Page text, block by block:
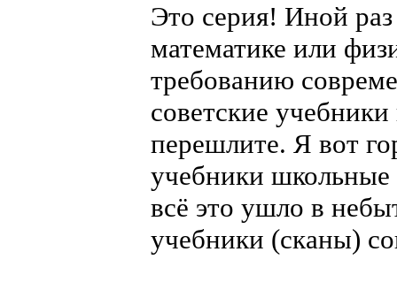
Это серия! Иной
математике или
требованию
советские
перешлите. Я вот
учебники школьные
всё это ушло в
учебники (сканы)